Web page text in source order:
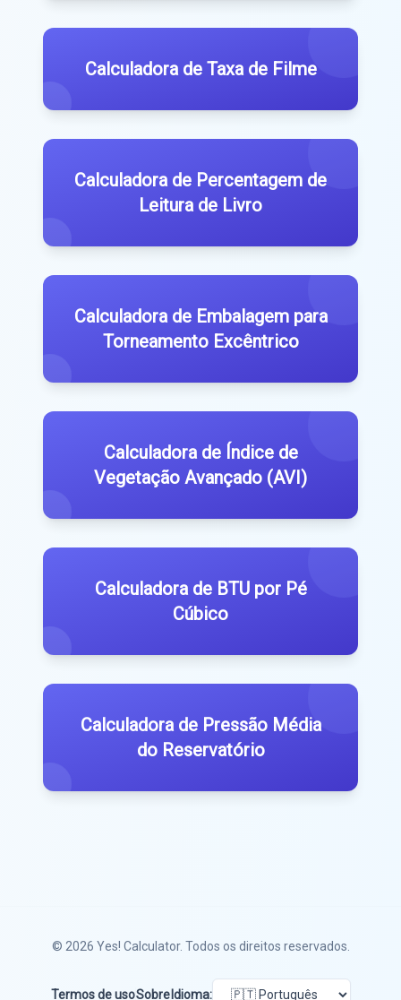
Calculadora de Taxa de Filme
Calculadora de Percentagem de
Leitura de Livro
Calculadora de Embalagem para
Torneamento Excêntrico
Calculadora de Índice de
Vegetação Avançado (AVI)
Calculadora de BTU por Pé
Cúbico
Calculadora de Pressão Média
do Reservatório
© 2026 Yes! Calculator. Todos os direitos reservados.
Termos de usoSobre Idioma: